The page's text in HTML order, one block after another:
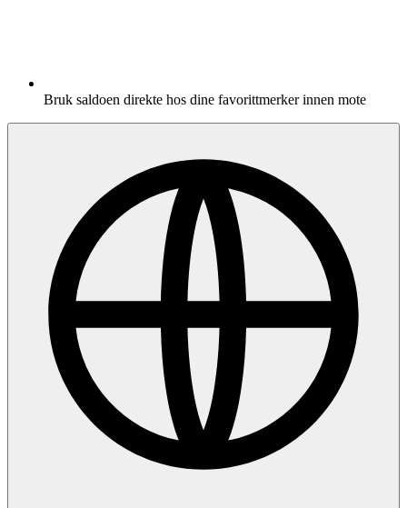
Bruk saldoen direkte hos dine favorittmerker innen mote